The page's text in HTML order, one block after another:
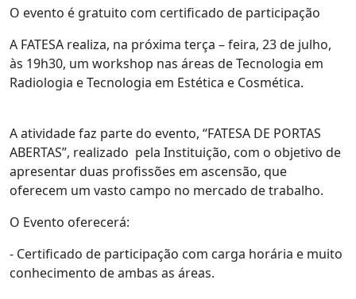
O evento é gratuito com certificado de participação
A FATESA realiza, na próxima terça – feira, 23 de julho,
às 19h30, um workshop nas áreas de Tecnologia em
Radiologia e Tecnologia em Estética e Cosmética.
A atividade faz parte do evento, “FATESA DE PORTAS
ABERTAS”, realizado pela Instituição, com o objetivo de
apresentar duas profissões em ascensão, que
oferecem um vasto campo no mercado de trabalho.
O Evento oferecerá:
- Certificado de participação com carga horária e muito
conhecimento de ambas as áreas.